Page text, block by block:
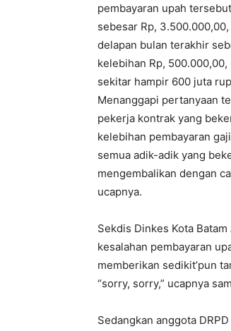
pembayaran upah
sebesar Rp,
delapan bulan terakhir
kelebihan Rp,
sekitar hampir 600 juta
Menanggapi pertanyaan
pekerja kontrak yang
kelebihan pembayaran
semua adik-adik yang
mengembalikan dengan
ucapnya.
Sekdis Dinkes Kota
kesalahan pembayaran
memberikan sedikit’pun
“sorry, sorry,” ucapnya
Sedangkan anggota